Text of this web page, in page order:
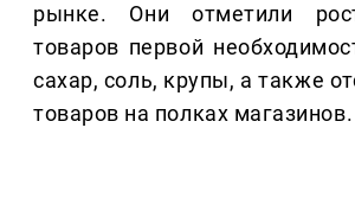
рынке. Они отметили
товаров первой
сахар, соль, крупы, а также
товаров на полках магазинов.